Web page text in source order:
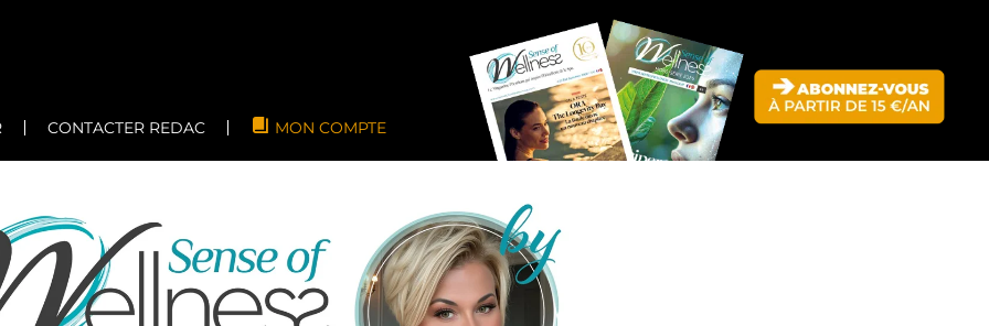
CONTACTER REDAC MON COMPTE